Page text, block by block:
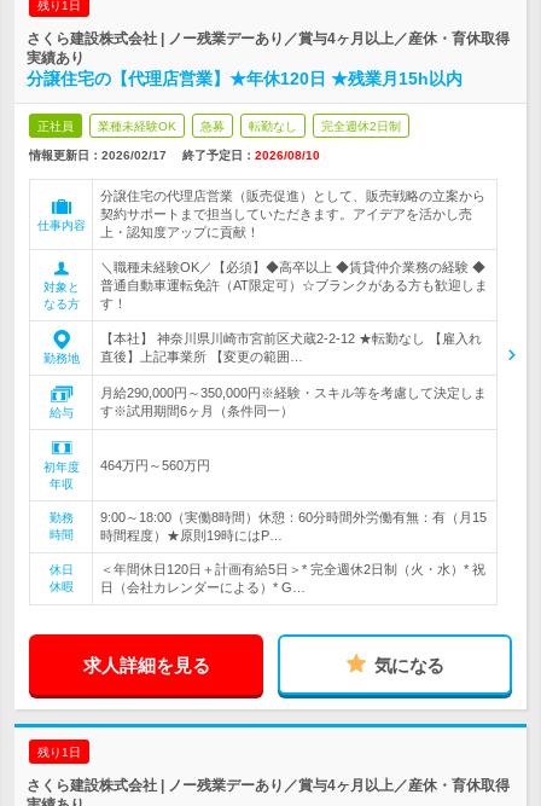
残り1日
さくら建設株式会社 | ノー残業デーあり／賞与4ヶ月以上／産休・育休取得
実績あり
分譲住宅の【代理店営業】★年休120日 ★残業月15h以内
正社員 業種未経験OK 急募 転勤なし 完全週休2日制
情報更新日：2026/02/17 終了予定日： 2026/08/10
仕事内容
分譲住宅の代理店営業（販売促進）として、販売戦略の立案から
契約サポートまで担当していただきます。アイデアを活かし売
上・認知度アップに貢献！
対象と
なる方
＼職種未経験OK／【必須】◆高卒以上 ◆賃貸仲介業務の経験 ◆
普通自動車運転免許（AT限定可）☆ブランクがある方も歓迎しま
す！
勤務地
【本社】 神奈川県川崎市宮前区犬蔵2-2-12 ★転勤なし 【雇入れ
直後】上記事業所 【変更の範囲…
給与
月給290,000円～350,000円※経験・スキル等を考慮して決定しま
す※試用期間6ヶ月（条件同一）
初年度
年収
464万円～560万円
勤務
時間
9:00～18:00（実働8時間）休憩：60分時間外労働有無：有（月15
時間程度）★原則19時にはP…
休日
休暇
＜年間休日120日＋計画有給5日＞* 完全週休2日制（火・水）* 祝
日（会社カレンダーによる）* G…
求人詳細を見る 気になる
残り1日
さくら建設株式会社 | ノー残業デーあり／賞与4ヶ月以上／産休・育休取得